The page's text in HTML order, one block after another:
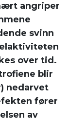
angriper
svinn
over tid.
blir
nedarvet
fører
av